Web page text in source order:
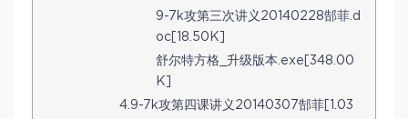
9-7k攻第三次讲义20140228郜菲.d
oc[18.50K]
舒尔特方格_升级版本.exe[348.00
K]
4.9-7k攻第四课讲义20140307郜菲[1.03